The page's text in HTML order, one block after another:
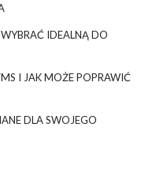
IDEALNĄ DO
I JAK MOŻE POPRAWIĆ
DLA SWOJEGO